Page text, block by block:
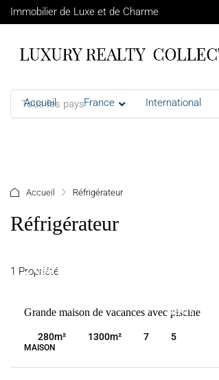
Immobilier de Luxe et de Charme
Accueil France International
Tous les pays
Accueil Réfrigérateur
Réfrigérateur
1 Propriété
VENTE
2 694 000 €
Grande maison de vacances avec piscine
280m² 1300m² 7 5
MAISON